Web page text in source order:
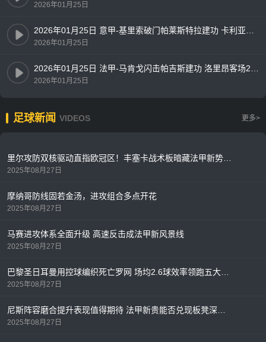
2026年01月25日
2026年01月25日
2026年01月25日
足球新闻 VIDEOS 更多>
2025年08月27日
摩纳哥防线固若金汤，进攻组合多点开花
2025年08月27日
马赛进攻体系全面升级 高速反击成法甲新风景线
2025年08月27日
2025年08月27日
2025年08月27日